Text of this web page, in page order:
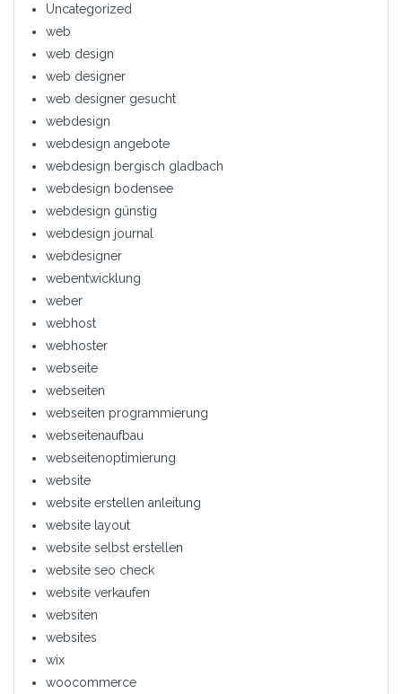
Uncategorized
web
web design
web designer
web designer gesucht
webdesign
webdesign angebote
webdesign bergisch gladbach
webdesign bodensee
webdesign günstig
webdesign journal
webdesigner
webentwicklung
weber
webhost
webhoster
webseite
webseiten
webseiten programmierung
webseitenaufbau
webseitenoptimierung
website
website erstellen anleitung
website layout
website selbst erstellen
website seo check
website verkaufen
websiten
websites
wix
woocommerce